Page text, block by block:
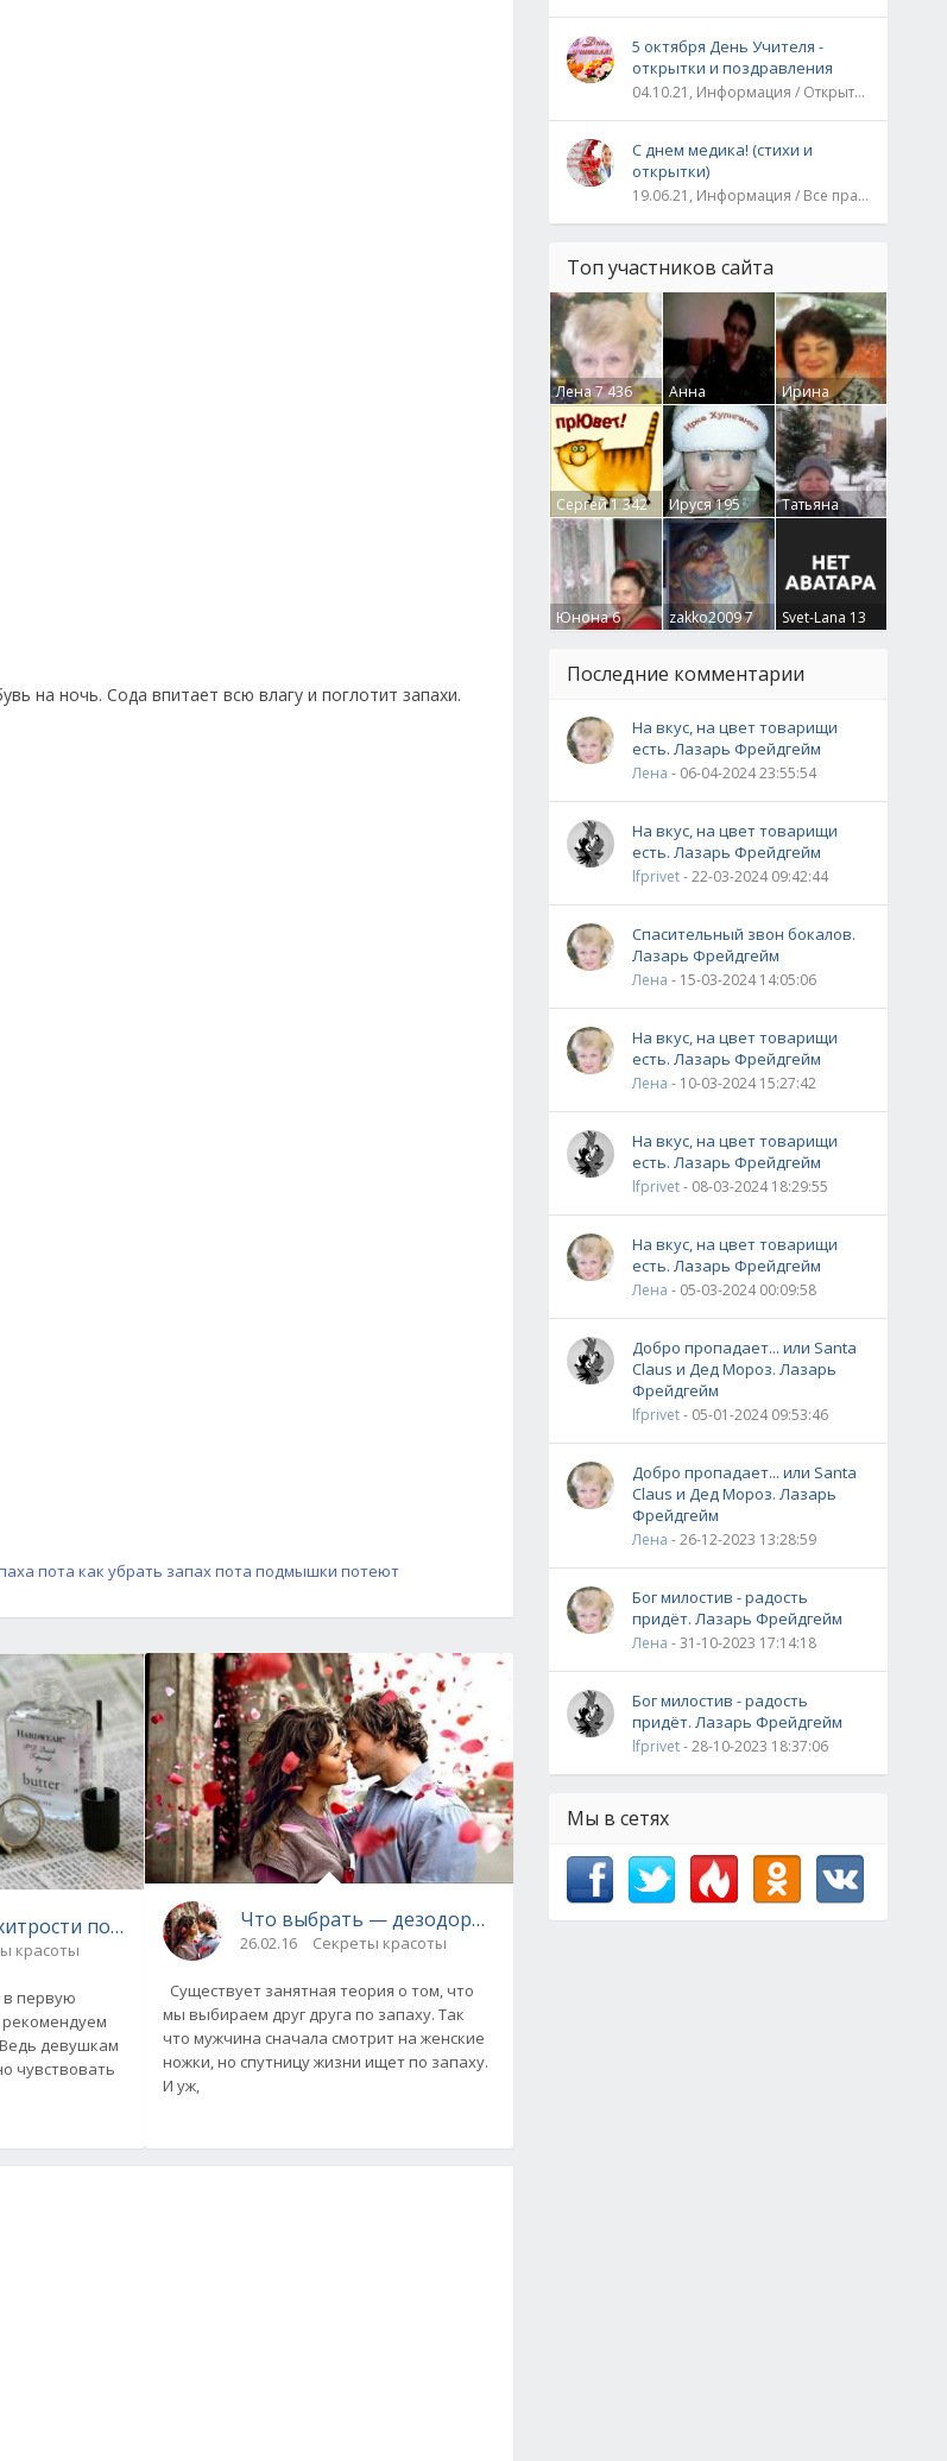
на ночь. Сода впитает всю влагу и поглотит запахи.
пота как убрать запах пота подмышки потеют
помогут всегда выглядеть безупречно
красоты
в первую
девушкам
чувствовать
Что выбрать — дезодорант или антиперспирант?
26.02.16 Секреты красоты
Существует занятная теория о том, что
мы выбираем друг друга по запаху. Так
что мужчина сначала смотрит на женские
ножки, но спутницу жизни ищет по запаху.
И уж,
5 октября День Учителя -
открытки и поздравления
04.10.21, Информация / Открытки / Все праздники
С днем медика! (стихи и
открытки)
19.06.21, Информация / Все праздники
Топ участников сайта
Лена7 436
Анна
Гумлевая0
Ирина
Бруцкая41
Сергей1 342 Ируся195
Татьяна
Крючкова0
Юнона6 zakko20097 Svet-Lana 13
Последние комментарии
На вкус, на цвет товарищи
есть. Лазарь Фрейдгейм
Лена - 06-04-2024 23:55:54
На вкус, на цвет товарищи
есть. Лазарь Фрейдгейм
lfprivet- 22-03-2024 09:42:44
Спасительный звон бокалов.
Лазарь Фрейдгейм
Лена - 15-03-2024 14:05:06
На вкус, на цвет товарищи
есть. Лазарь Фрейдгейм
Лена - 10-03-2024 15:27:42
На вкус, на цвет товарищи
есть. Лазарь Фрейдгейм
lfprivet- 08-03-2024 18:29:55
На вкус, на цвет товарищи
есть. Лазарь Фрейдгейм
Лена - 05-03-2024 00:09:58
Добро пропадает... или Santa
Claus и Дед Мороз. Лазарь
Фрейдгейм
lfprivet- 05-01-2024 09:53:46
Добро пропадает... или Santa
Claus и Дед Мороз. Лазарь
Фрейдгейм
Лена - 26-12-2023 13:28:59
Бог милостив - радость
придёт. Лазарь Фрейдгейм
Лена - 31-10-2023 17:14:18
Бог милостив - радость
придёт. Лазарь Фрейдгейм
lfprivet- 28-10-2023 18:37:06
Мы в сетях